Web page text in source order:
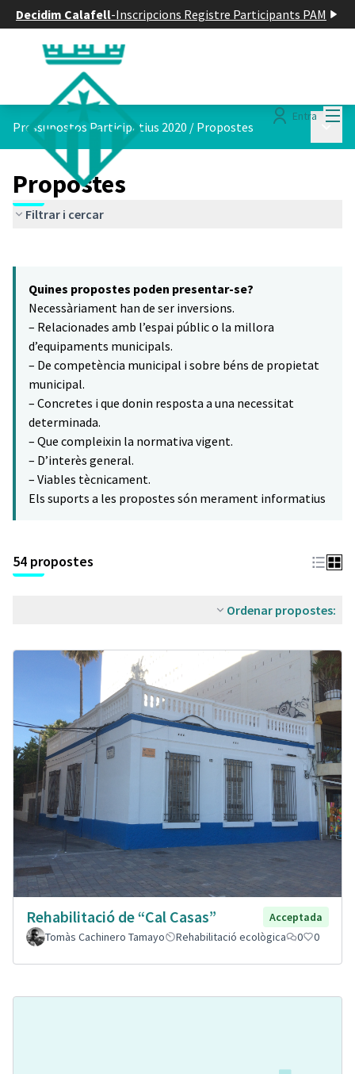
Decidim Calafell-Inscripcions Registre Participants PAM
Entra
Pressupostos Participatius 2020 / Propostes
Propostes
Filtrar i cercar
−
Quines propostes poden presentar-se?
Necessàriament han de ser inversions.
– Relacionades amb l’espai públic o la millora
d’equipaments municipals.
– De competència municipal i sobre béns de propietat
municipal.
– Concretes i que donin resposta a una necessitat
determinada.
– Que compleixin la normativa vigent.
– D’interès general.
– Viables tècnicament.
Els suports a les propostes són merament informatius
54 propostes
Ordenar propostes:
Rehabilitació de “Cal Casas”
Acceptada
Tomàs Cachinero Tamayo
Rehabilitació ecològica 0 0